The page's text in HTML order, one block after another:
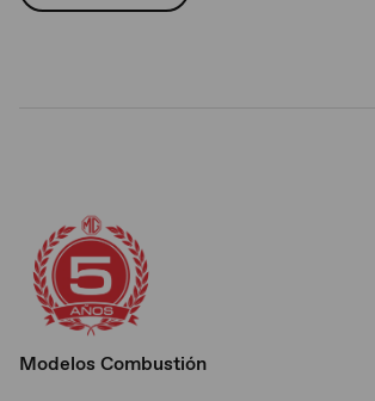
Modelos Combustión